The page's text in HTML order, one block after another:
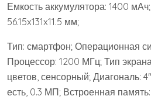
Емкость аккумулятора: 1400
56.15x131x11.5 мм;
Тип: смартфон; Операционная
Процессор: 1200 МГц; Тип
цветов, сенсорный; Диагональ:
есть, 0.3 МП; Встроенная